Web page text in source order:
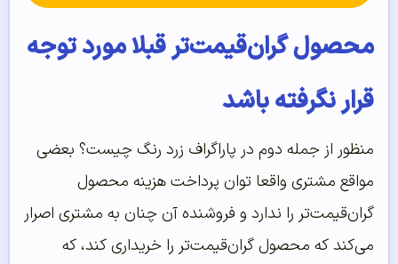
محصول گران‌قیمت‌تر قبلا مورد توجه
قرار نگرفته باشد
منظور از جمله دوم در پاراگراف زرد رنگ چیست؟ بعضی
مواقع مشتری واقعا توان پرداخت هزینه محصول
گران‌قیمت‌تر را ندارد و فروشنده آن چنان به مشتری اصرار
می‌کند که محصول گران‌قیمت‌تر را خریداری کند، که